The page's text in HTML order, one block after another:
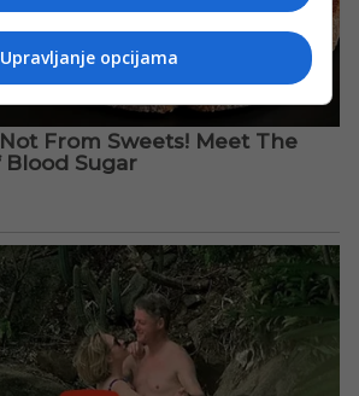
Upravljanje opcijama